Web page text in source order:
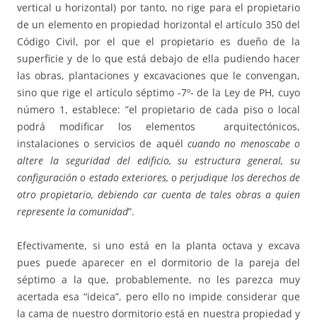
vertical u horizontal) por tanto, no rige para el propietario
de un elemento en propiedad horizontal el artículo 350 del
Código Civil, por el que el propietario es dueño de la
superficie y de lo que está debajo de ella pudiendo hacer
las obras, plantaciones y excavaciones que le convengan,
sino que rige el artículo séptimo -7º- de la Ley de PH, cuyo
número 1, establece: ”el propietario de cada piso o local
podrá modificar los elementos arquitectónicos,
instalaciones o servicios de aquél cuando no menoscabe o
altere la seguridad del edificio, su estructura general, su
configuración o estado exteriores, o perjudique los derechos de
otro propietario, debiendo car cuenta de tales obras a quien
represente la comunidad”.
Efectivamente, si uno está en la planta octava y excava
pues puede aparecer en el dormitorio de la pareja del
séptimo a la que, probablemente, no les parezca muy
acertada esa “ideica”, pero ello no impide considerar que
la cama de nuestro dormitorio está en nuestra propiedad y